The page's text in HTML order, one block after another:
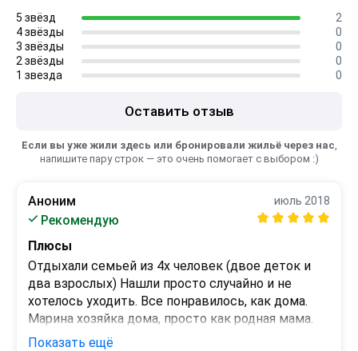
5 звёзд
2
4 звёзды
0
3 звёзды
0
2 звёзды
0
1 звезда
0
Оставить отзыв
Если вы уже жили здесь или бронировали жильё через нас,
напишите пару строк — это очень помогает с выбором :)
Аноним
Рекомендую
июль 2018
Плюсы
Отдыхали семьей из 4х человек (двое деток и
два взрослых) Нашли просто случайно и не
хотелось уходить. Все понравилось, как дома.
Марина хозяйка дома, просто как родная мама.
Рекомендуем!!!
Показать ещё